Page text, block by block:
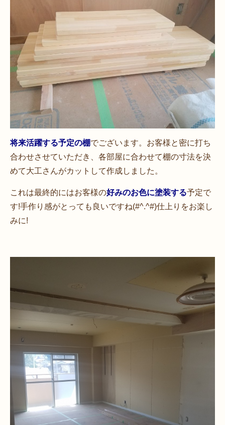
将来活躍する予定の棚でございます。お客様と密に打ち
合わせさせていただき、各部屋に合わせて棚の寸法を決
めて大工さんがカットして作成しました。
これは最終的にはお客様の好みのお色に塗装する予定で
す!手作り感がとっても良いですね(#^.^#)仕上りをお楽し
みに!